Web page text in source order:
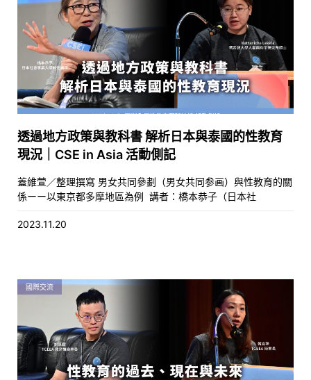
透過地方政策與教科書 解析日本與泰國的性教育
現況｜CSE in Asia 活動側記
蓋維萱／整理撰寫 男女共同參劃（男女共同参画）與性教育的關
係ーー以東京都多摩地區為例 講者：橋本恭子（日本社
2023.11.20
國際交流